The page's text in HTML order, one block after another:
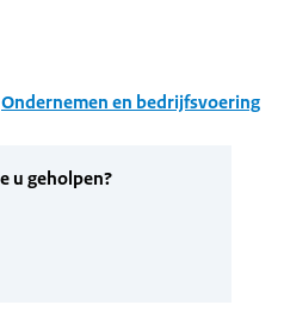
Ondernemen en bedrijfsvoering